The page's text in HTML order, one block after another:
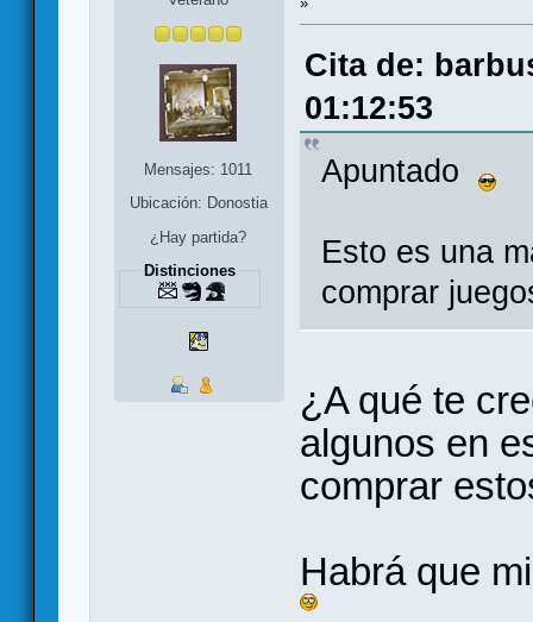
Mensajes: 1011
Ubicación: Donostia
¿Hay partida?
Distinciones
Cita de:
01:12:53
Apuntado
Esto es una
comprar
¿A qué te
algunos en
comprar
Habrá que